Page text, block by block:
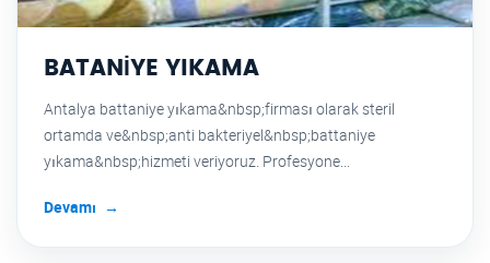
BATANİYE YIKAMA
Antalya battaniye yıkama&nbsp;firması olarak steril
ortamda ve&nbsp;anti bakteriyel&nbsp;battaniye
yıkama&nbsp;hizmeti veriyoruz. Profesyone...
Devamı